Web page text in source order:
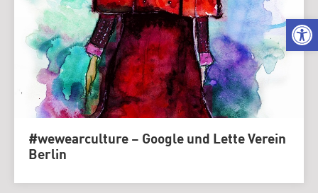
#wewearculture – Google und Lette Verein
Berlin